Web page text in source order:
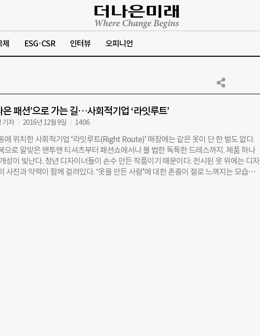
ESG·CSR 인터뷰 오피니언
은 패션’으로 가는 길…사회적기업 ‘라잇루트’
기자 2016년 12월 9일 14:06
에 위치한 사회적기업 ‘라잇루트(Right Route)’ 매장에는 같은 옷이 단 한 벌도 없다.
으로 알맞은 맨투맨 티셔츠부터 패션쇼에서나 볼 법한 독특한 드레스까지. 제품 하나
성이 빛난다. 청년 디자이너들이 손수 만든 작품이기 때문이다. 전시된 옷 위에는 디자
사진과 약력이 함께 걸려있다. ‘옷을 만든 사람’에 대한 존중이 절로 느껴지는 모습이